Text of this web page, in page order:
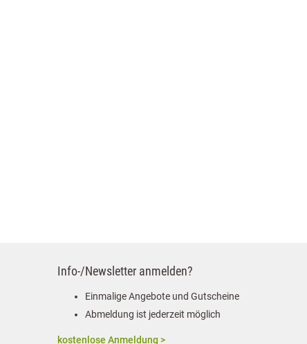
Info-/Newsletter anmelden?
Einmalige Angebote und Gutscheine
Abmeldung ist jederzeit möglich
kostenlose Anmeldung >